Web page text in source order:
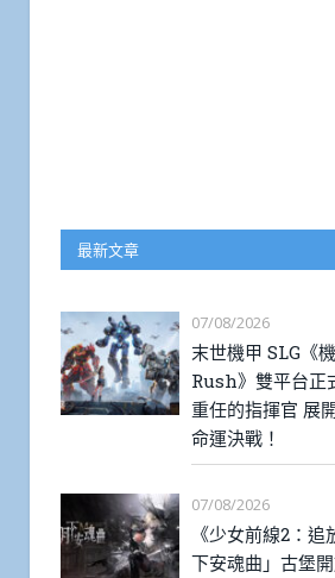
最新文章
07/08/2026
末世機甲 SLG《
Rush》雙平台正
重任的指揮官 展
命運決戰！
07/08/2026
《少女前線2：
下安魂曲」古堡